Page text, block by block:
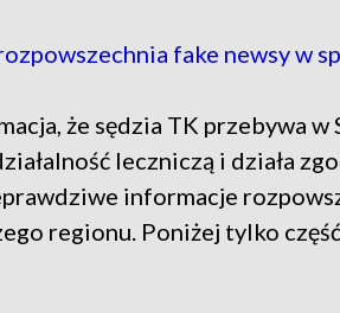
fake newsy w
że sędzia TK przebywa w
leczniczą i działa
informacje
regionu. Poniżej tylko